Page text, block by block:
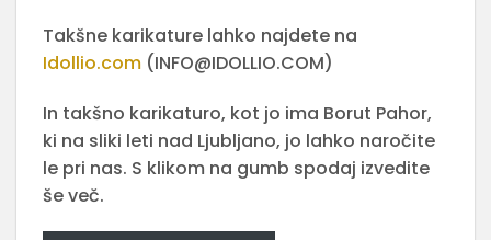
Takšne karikature lahko najdete na
Idollio.com (INFO@IDOLLIO.COM)
In takšno karikaturo, kot jo ima Borut Pahor,
ki na sliki leti nad Ljubljano, jo lahko naročite
le pri nas. S klikom na gumb spodaj izvedite
še več.